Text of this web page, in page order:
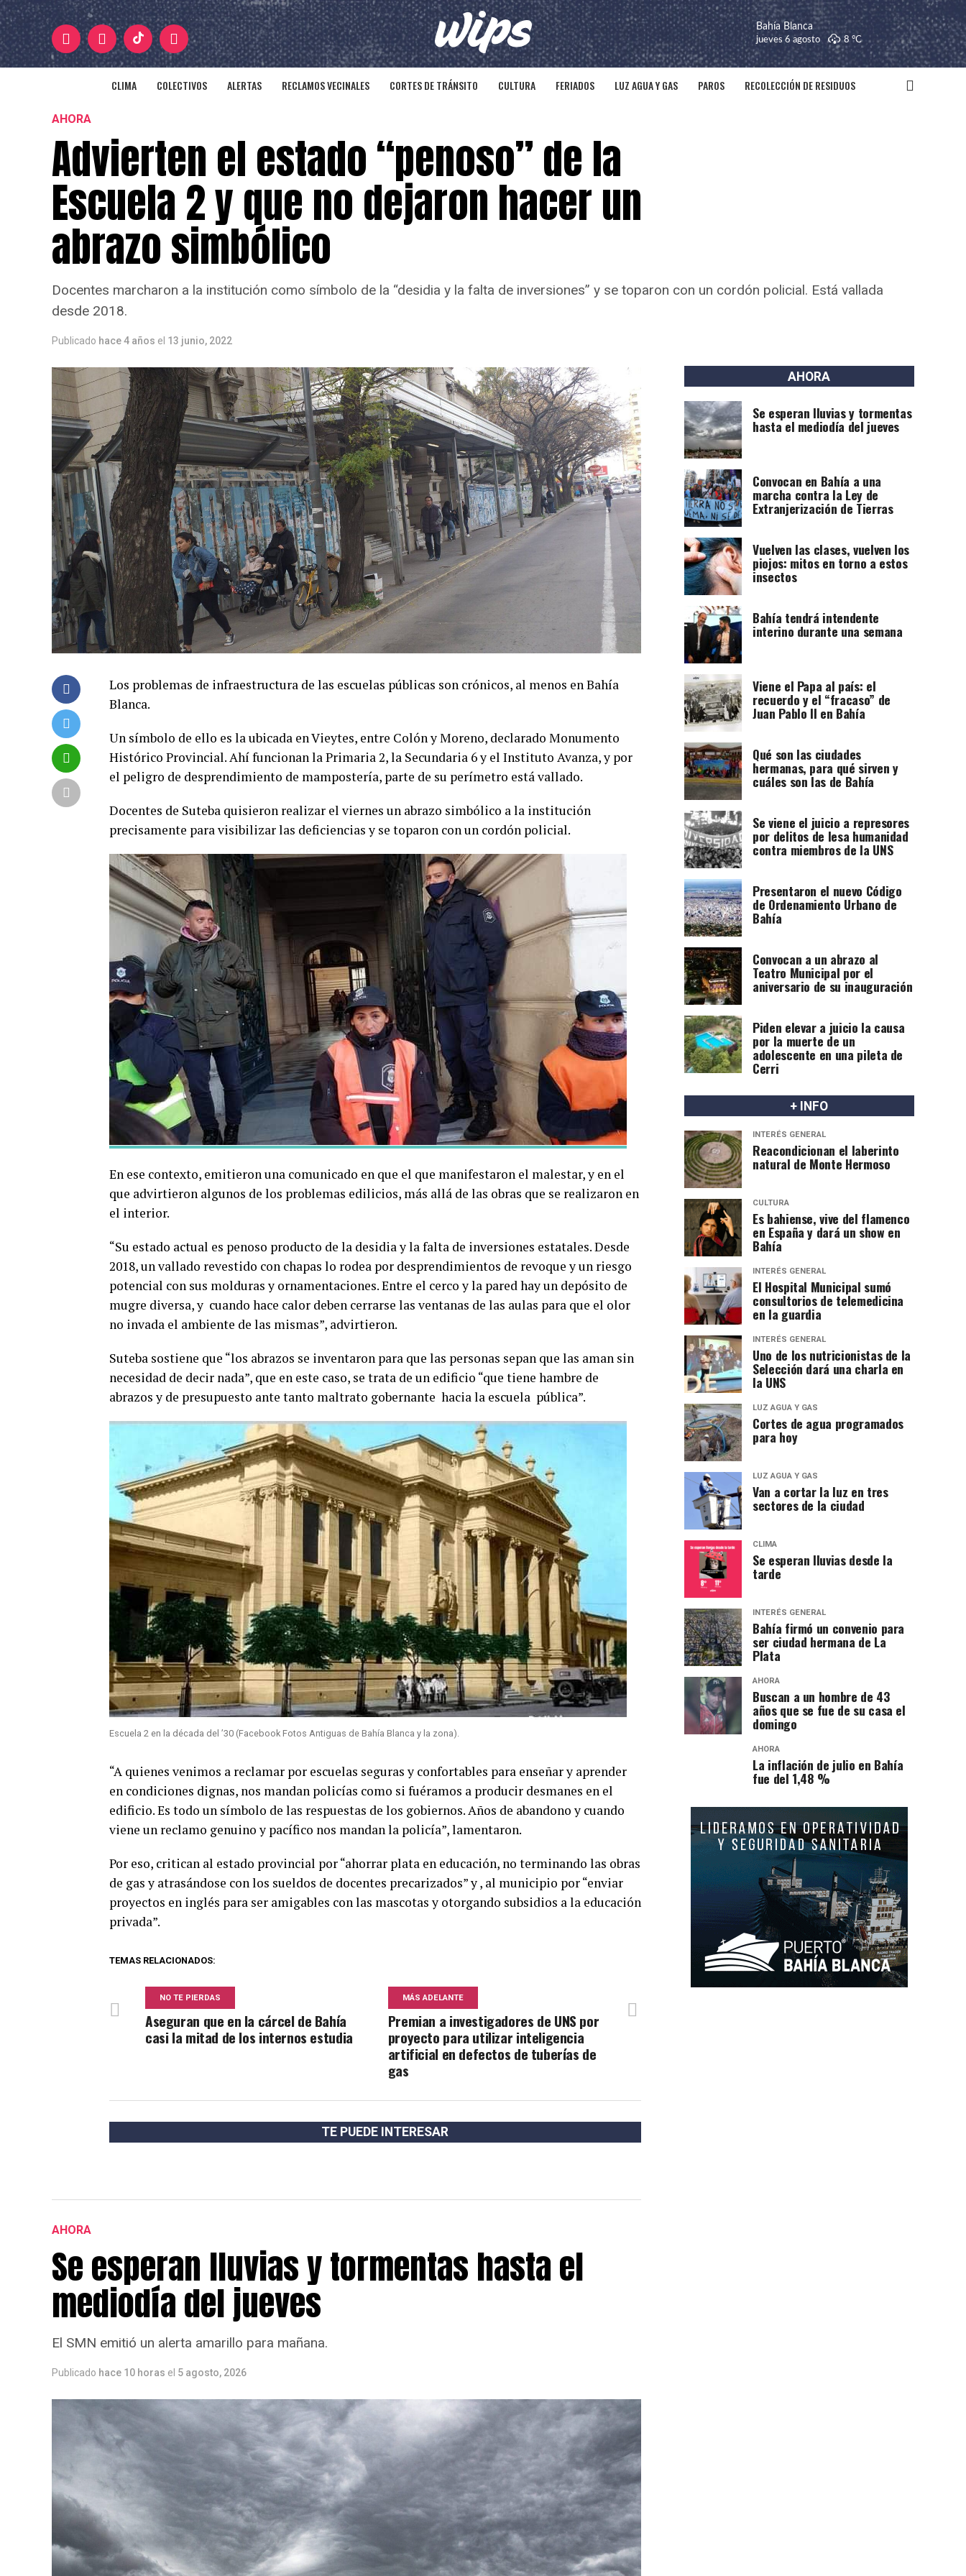
Bahía Blanca
jueves 6 agosto 8 °C
CLIMA COLECTIVOS ALERTAS RECLAMOS VECINALES CORTES DE TRÁNSITO CULTURA FERIADOS LUZ AGUA Y GAS PAROS RECOLECCIÓN DE RESIDUOS
AHORA
Advierten el estado “penoso” de la
Escuela 2 y que no dejaron hacer un
abrazo simbólico
Docentes marcharon a la institución como símbolo de la “desidia y la falta de inversiones” y se toparon con un cordón policial. Está vallada
desde 2018.
Publicado hace 4 años el 13 junio, 2022
Los problemas de infraestructura de las escuelas públicas son crónicos, al menos en Bahía
Blanca.
Un símbolo de ello es la ubicada en Vieytes, entre Colón y Moreno, declarado Monumento
Histórico Provincial. Ahí funcionan la Primaria 2, la Secundaria 6 y el Instituto Avanza, y por
el peligro de desprendimiento de mampostería, parte de su perímetro está vallado.
Docentes de Suteba quisieron realizar el viernes un abrazo simbólico a la institución
precisamente para visibilizar las deficiencias y se toparon con un cordón policial.
En ese contexto, emitieron una comunicado en que el que manifestaron el malestar, y en el
que advirtieron algunos de los problemas edilicios, más allá de las obras que se realizaron en
el interior.
“Su estado actual es penoso producto de la desidia y la falta de inversiones estatales. Desde
2018, un vallado revestido con chapas lo rodea por desprendimientos de revoque y un riesgo
potencial con sus molduras y ornamentaciones. Entre el cerco y la pared hay un depósito de
mugre diversa, y cuando hace calor deben cerrarse las ventanas de las aulas para que el olor
no invada el ambiente de las mismas”, advirtieron.
Suteba sostiene que “los abrazos se inventaron para que las personas sepan que las aman sin
necesidad de decir nada”, que en este caso, se trata de un edificio “que tiene hambre de
abrazos y de presupuesto ante tanto maltrato gobernante hacia la escuela pública”.
Escuela 2 en la década del ’30 (Facebook Fotos Antiguas de Bahía Blanca y la zona).
“A quienes venimos a reclamar por escuelas seguras y confortables para enseñar y aprender
en condiciones dignas, nos mandan policías como si fuéramos a producir desmanes en el
edificio. Es todo un símbolo de las respuestas de los gobiernos. Años de abandono y cuando
viene un reclamo genuino y pacífico nos mandan la policía”, lamentaron.
Por eso, critican al estado provincial por “ahorrar plata en educación, no terminando las obras
de gas y atrasándose con los sueldos de docentes precarizados” y , al municipio por “enviar
proyectos en inglés para ser amigables con las mascotas y otorgando subsidios a la educación
privada”.
TEMAS RELACIONADOS:
MÁS ADELANTE
Premian a investigadores de UNS por
proyecto para utilizar inteligencia
artificial en defectos de tuberías de
gas
NO TE PIERDAS
Aseguran que en la cárcel de Bahía
casi la mitad de los internos estudia
TE PUEDE INTERESAR
AHORA
Se esperan lluvias y tormentas hasta el
mediodía del jueves
El SMN emitió un alerta amarillo para mañana.
Publicado hace 10 horas el 5 agosto, 2026
AHORA
Se esperan lluvias y tormentas
hasta el mediodía del jueves
Convocan en Bahía a una
marcha contra la Ley de
Extranjerización de Tierras
Vuelven las clases, vuelven los
piojos: mitos en torno a estos
insectos
Bahía tendrá intendente
interino durante una semana
Viene el Papa al país: el
recuerdo y el “fracaso” de
Juan Pablo II en Bahía
Qué son las ciudades
hermanas, para qué sirven y
cuáles son las de Bahía
Se viene el juicio a represores
por delitos de lesa humanidad
contra miembros de la UNS
Presentaron el nuevo Código
de Ordenamiento Urbano de
Bahía
Convocan a un abrazo al
Teatro Municipal por el
aniversario de su inauguración
Piden elevar a juicio la causa
por la muerte de un
adolescente en una pileta de
Cerri
+ INFO
INTERÉS GENERAL
Reacondicionan el laberinto
natural de Monte Hermoso
CULTURA
Es bahiense, vive del flamenco
en España y dará un show en
Bahía
INTERÉS GENERAL
El Hospital Municipal sumó
consultorios de telemedicina
en la guardia
INTERÉS GENERAL
Uno de los nutricionistas de la
Selección dará una charla en
la UNS
LUZ AGUA Y GAS
Cortes de agua programados
para hoy
LUZ AGUA Y GAS
Van a cortar la luz en tres
sectores de la ciudad
CLIMA
Se esperan lluvias desde la
tarde
INTERÉS GENERAL
Bahía firmó un convenio para
ser ciudad hermana de La
Plata
AHORA
Buscan a un hombre de 43
años que se fue de su casa el
domingo
AHORA
La inflación de julio en Bahía
fue del 1,48 %